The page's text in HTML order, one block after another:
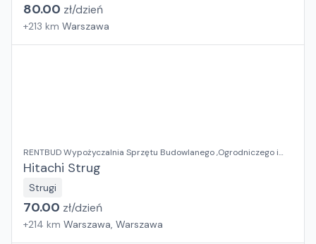
80.00 zł/dzień
+213 km Warszawa
RENTBUD Wypożyczalnia Sprzętu Budowlanego ,Ogrodniczego i
Elektronarzędzi
Hitachi Strug
Strugi
70.00 zł/dzień
+214 km Warszawa, Warszawa